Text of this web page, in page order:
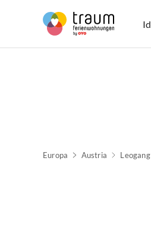
Europa Austria Leogang